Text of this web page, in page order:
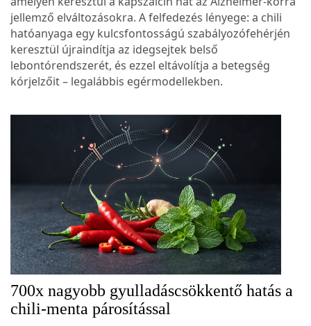
jellemző elváltozásokra. A felfedezés lényege: a chili
hatóanyaga egy kulcsfontosságú szabályozófehérjén
keresztül újraindítja az idegsejtek belső
lebontórendszerét, és ezzel eltávolítja a betegség
kórjelzőit – legalábbis egérmodellekben.
700x nagyobb gyulladáscsökkentő hatás a
chili-menta párosítással